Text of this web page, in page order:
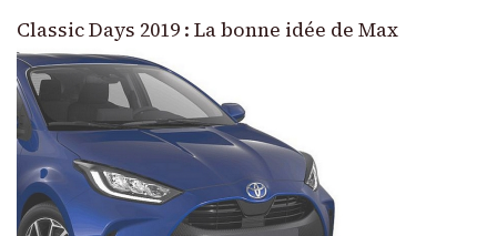
Classic Days 2019 : La bonne idée de Max